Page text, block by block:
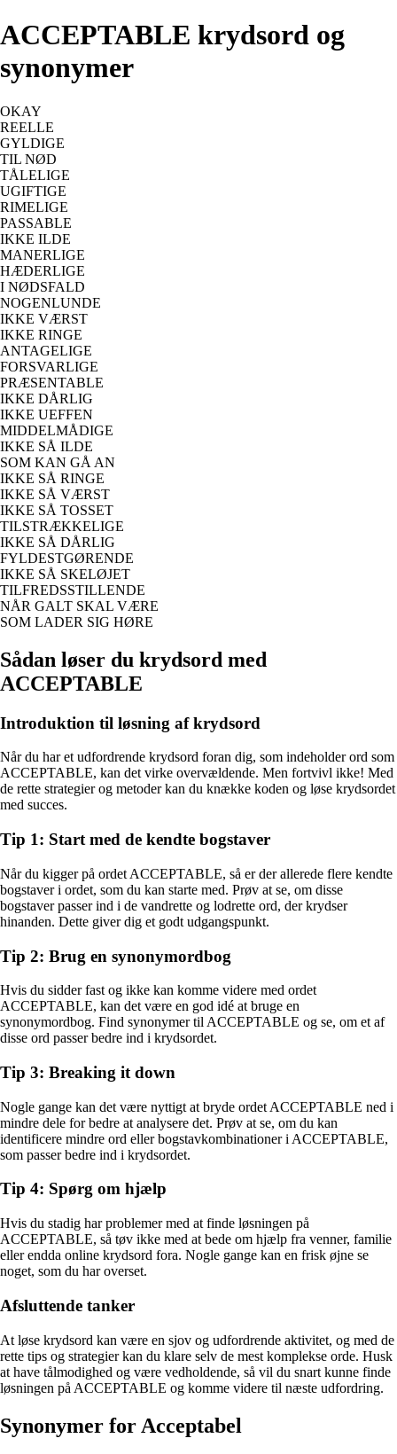
ACCEPTABLE krydsord og
synonymer
OKAY
REELLE
GYLDIGE
TIL NØD
TÅLELIGE
UGIFTIGE
RIMELIGE
PASSABLE
IKKE ILDE
MANERLIGE
HÆDERLIGE
I NØDSFALD
NOGENLUNDE
IKKE VÆRST
IKKE RINGE
ANTAGELIGE
FORSVARLIGE
PRÆSENTABLE
IKKE DÅRLIG
IKKE UEFFEN
MIDDELMÅDIGE
IKKE SÅ ILDE
SOM KAN GÅ AN
IKKE SÅ RINGE
IKKE SÅ VÆRST
IKKE SÅ TOSSET
TILSTRÆKKELIGE
IKKE SÅ DÅRLIG
FYLDESTGØRENDE
IKKE SÅ SKELØJET
TILFREDSSTILLENDE
NÅR GALT SKAL VÆRE
SOM LADER SIG HØRE
Sådan løser du krydsord med
ACCEPTABLE
Introduktion til løsning af krydsord
Når du har et udfordrende krydsord foran dig, som indeholder ord som
ACCEPTABLE, kan det virke overvældende. Men fortvivl ikke! Med
de rette strategier og metoder kan du knække koden og løse krydsordet
med succes.
Tip 1: Start med de kendte bogstaver
Når du kigger på ordet ACCEPTABLE, så er der allerede flere kendte
bogstaver i ordet, som du kan starte med. Prøv at se, om disse
bogstaver passer ind i de vandrette og lodrette ord, der krydser
hinanden. Dette giver dig et godt udgangspunkt.
Tip 2: Brug en synonymordbog
Hvis du sidder fast og ikke kan komme videre med ordet
ACCEPTABLE, kan det være en god idé at bruge en
synonymordbog. Find synonymer til ACCEPTABLE og se, om et af
disse ord passer bedre ind i krydsordet.
Tip 3: Breaking it down
Nogle gange kan det være nyttigt at bryde ordet ACCEPTABLE ned i
mindre dele for bedre at analysere det. Prøv at se, om du kan
identificere mindre ord eller bogstavkombinationer i ACCEPTABLE,
som passer bedre ind i krydsordet.
Tip 4: Spørg om hjælp
Hvis du stadig har problemer med at finde løsningen på
ACCEPTABLE, så tøv ikke med at bede om hjælp fra venner, familie
eller endda online krydsord fora. Nogle gange kan en frisk øjne se
noget, som du har overset.
Afsluttende tanker
At løse krydsord kan være en sjov og udfordrende aktivitet, og med de
rette tips og strategier kan du klare selv de mest komplekse orde. Husk
at have tålmodighed og være vedholdende, så vil du snart kunne finde
løsningen på ACCEPTABLE og komme videre til næste udfordring.
Synonymer for Acceptabel